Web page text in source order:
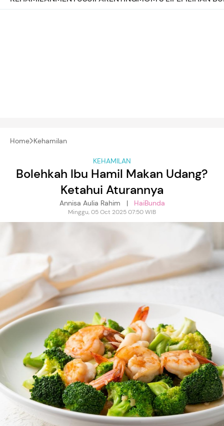
Home Kehamilan
KEHAMILAN
Bolehkah Ibu Hamil Makan Udang?
Ketahui Aturannya
Annisa Aulia Rahim | HaiBunda
Minggu, 05 Oct 2025 07:50 WIB